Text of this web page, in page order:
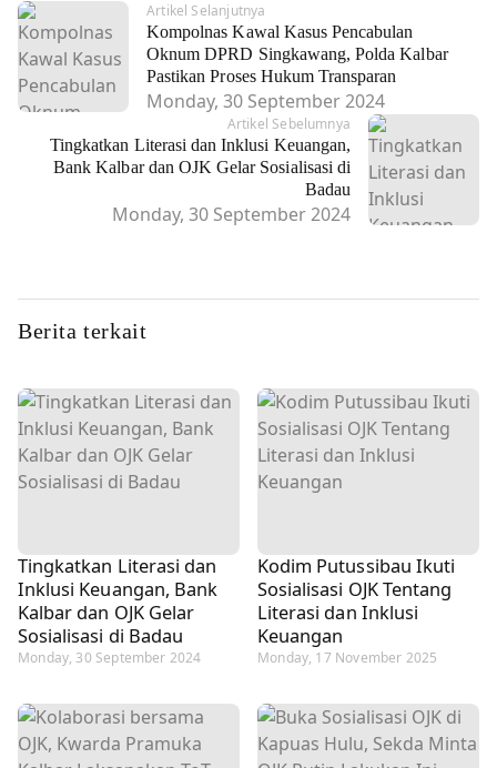
Artikel Selanjutnya
Kompolnas Kawal Kasus Pencabulan
Oknum DPRD Singkawang, Polda Kalbar
Pastikan Proses Hukum Transparan
Monday, 30 September 2024
Artikel Sebelumnya
Tingkatkan Literasi dan Inklusi Keuangan,
Bank Kalbar dan OJK Gelar Sosialisasi di
Badau
Monday, 30 September 2024
Berita terkait
Tingkatkan Literasi dan
Inklusi Keuangan, Bank
Kalbar dan OJK Gelar
Sosialisasi di Badau
Monday, 30 September 2024
Kodim Putussibau Ikuti
Sosialisasi OJK Tentang
Literasi dan Inklusi
Keuangan
Monday, 17 November 2025